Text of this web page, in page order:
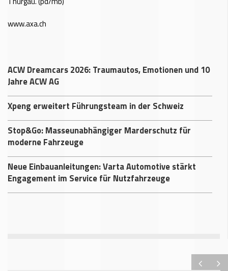
www.axa.ch
ACW Dreamcars 2026: Traumautos, Emotionen und 10
Jahre ACW AG
Xpeng erweitert Führungsteam in der Schweiz
Stop&Go: Masseunabhängiger Marderschutz für
moderne Fahrzeuge
Neue Einbauanleitungen: Varta Automotive stärkt
Engagement im Service für Nutzfahrzeuge